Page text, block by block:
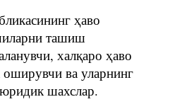
ҳаво
ташиш
халқаро ҳаво
оширувчи ва уларнинг
шахслар.